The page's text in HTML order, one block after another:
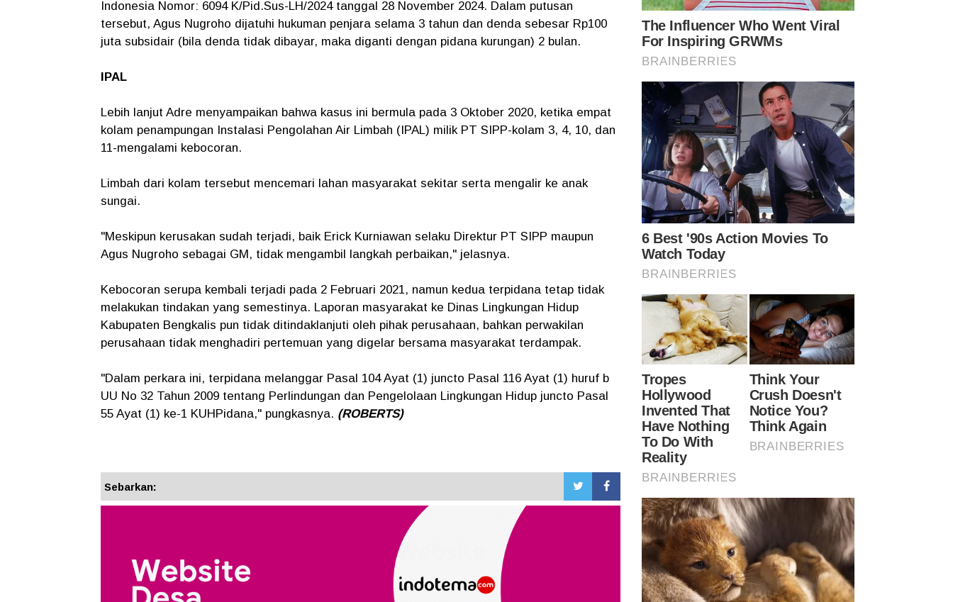
Indonesia Nomor: 6094 K/Pid.Sus-LH/2024 tanggal 28 November 2024. Dalam putusan
tersebut, Agus Nugroho dijatuhi hukuman penjara selama 3 tahun dan denda sebesar Rp100
juta subsidair (bila denda tidak dibayar, maka diganti dengan pidana kurungan) 2 bulan.
IPAL
Lebih lanjut Adre menyampaikan bahwa kasus ini bermula pada 3 Oktober 2020, ketika empat
kolam penampungan Instalasi Pengolahan Air Limbah (IPAL) milik PT SIPP-kolam 3, 4, 10, dan
11-mengalami kebocoran.
Limbah dari kolam tersebut mencemari lahan masyarakat sekitar serta mengalir ke anak
sungai.
"Meskipun kerusakan sudah terjadi, baik Erick Kurniawan selaku Direktur PT SIPP maupun
Agus Nugroho sebagai GM, tidak mengambil langkah perbaikan," jelasnya.
Kebocoran serupa kembali terjadi pada 2 Februari 2021, namun kedua terpidana tetap tidak
melakukan tindakan yang semestinya. Laporan masyarakat ke Dinas Lingkungan Hidup
Kabupaten Bengkalis pun tidak ditindaklanjuti oleh pihak perusahaan, bahkan perwakilan
perusahaan tidak menghadiri pertemuan yang digelar bersama masyarakat terdampak.
"Dalam perkara ini, terpidana melanggar Pasal 104 Ayat (1) juncto Pasal 116 Ayat (1) huruf b
UU No 32 Tahun 2009 tentang Perlindungan dan Pengelolaan Lingkungan Hidup juncto Pasal
55 Ayat (1) ke-1 KUHPidana," pungkasnya. (ROBERTS)
Sebarkan: